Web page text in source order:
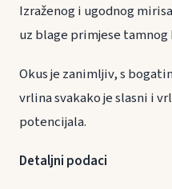
Izraženog i ugodnog
uz blage primjese tamnog
Okus je zanimljiv, s
vrlina svakako je slasni i
potencijala.
Detaljni podaci